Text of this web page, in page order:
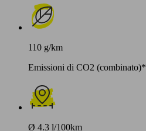
110 g/km
Emissioni di CO2 (combinato)*
Ø 4.3 l/100km